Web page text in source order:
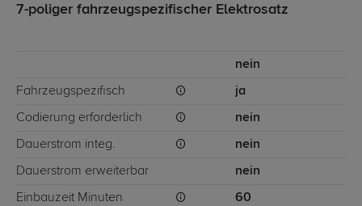
7-poliger fahrzeugspezifischer Elektrosatz
nein
Fahrzeugspezifisch ja
Codierung erforderlich nein
Dauerstrom integ. nein
Dauerstrom erweiterbar nein
Einbauzeit Minuten 60